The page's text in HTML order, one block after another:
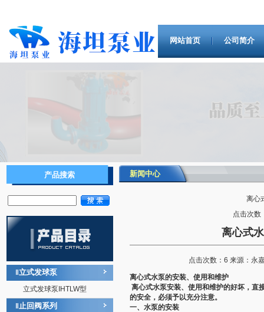
网站首页 公司简介
产品搜索
立式发球泵
立式发球泵IHTLW型
止回阀系列
新闻中心
离心
点击次数
离心式
点击次数：6 来源：永
离心式水泵的安装、使用和维护
离心式水泵安装、使用和维护的好坏，直
的安全，必须予以充分注意。
一、 水泵的安装